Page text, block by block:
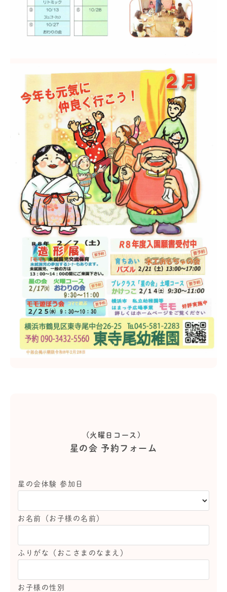
(火曜日コース)
星の会 予約フォーム
星の会体験 参加日
お名前（お子様の名前）
ふりがな（おこさまのなまえ）
お子様の性別